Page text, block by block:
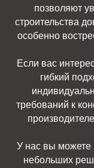
позволяют
строительства
особенно
Если вас
гибкий
требований к
У нас вы можете
небольших